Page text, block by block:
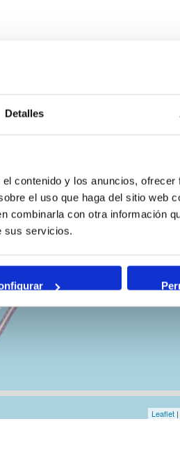
Detalles
contenido y los anuncios,
el uso que haga del sitio web
combinarla con otra información
sus servicios.
Leaflet|